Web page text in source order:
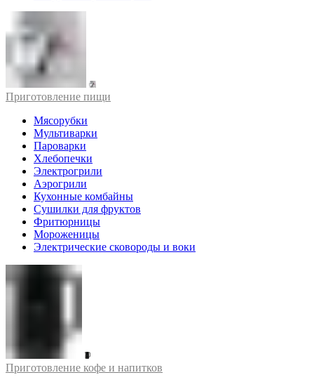
Приготовление пищи
Мясорубки
Мультиварки
Пароварки
Хлебопечки
Электрогрили
Аэрогрили
Кухонные комбайны
Сушилки для фруктов
Фритюрницы
Мороженицы
Электрические сковороды и воки
Приготовление кофе и напитков